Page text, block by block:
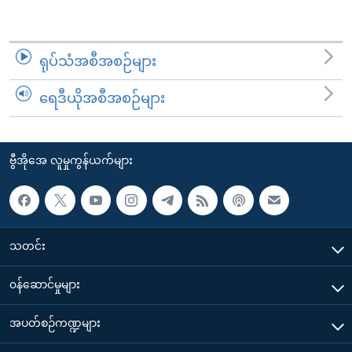
ရုပ်သံအစီအစဉ်များ
ရေဒီယိုအစီအစဉ်များ
ဗွီအိုအေ လူမှုကွန်ယက်များ
သတင်း
၀န်ဆောင်မှုများ
အပတ်စဉ်ကဏ္ဍများ